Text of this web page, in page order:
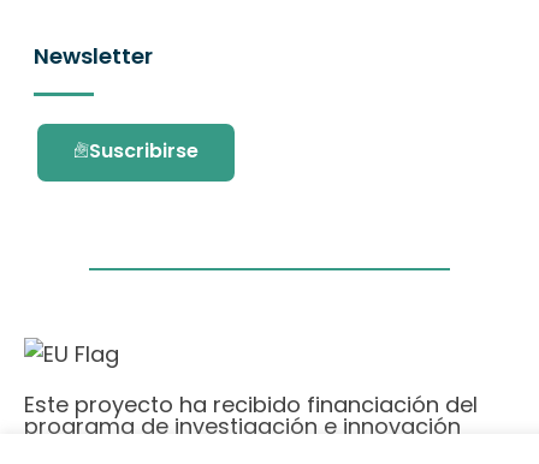
Newsletter
Suscribirse
Este proyecto ha recibido financiación del
programa de investigación e innovación